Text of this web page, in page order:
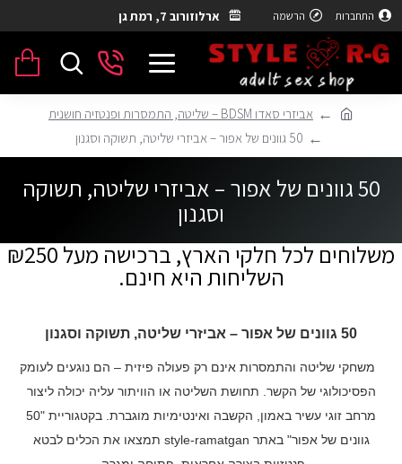
התחברות הרשמה ארלוזורוב 7, רמת גן
אביזרי סאדו BDSM – שליטה, התמסרות ופנטזיה חושנית
50 גוונים של אפור – אביזרי שליטה, תשוקה וסגנון
50 גוונים של אפור – אביזרי שליטה, תשוקה
וסגנון
משלוחים לכל חלקי הארץ, ברכישה מעל ₪250
השליחות היא חינם.
50 גוונים של אפור – אביזרי שליטה, תשוקה וסגנון
משחקי שליטה והתמסרות אינם רק פעולה פיזית – הם נוגעים לעומק
הפסיכולוגי של הקשר. תחושת השליטה או הוויתור עליה יכולה ליצור
מרחב זוגי עשיר באמון, הקשבה ואינטימיות מוגברת. בקטגוריית "50
גוונים של אפור" באתר style-ramatgan תמצאו את הכלים לבטא